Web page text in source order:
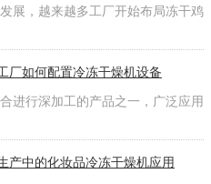
展，越来越多工厂开始布局冻干鸡
厂如何配置冷冻干燥机设备
进行深加工的产品之一，广泛应用
产中的化妆品冷冻干燥机应用